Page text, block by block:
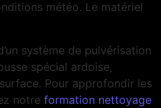
météo. Le matériel
système de pulvérisation
spécial ardoise,
Pour approfondir les
notre formation nettoyage